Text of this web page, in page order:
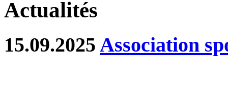
Actualités
15.09.2025 Association